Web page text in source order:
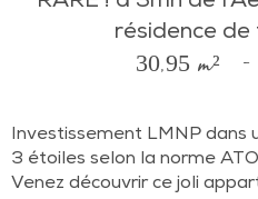
résidence de
30,95 m² -
Investissement LMNP dans
3 étoiles selon la norme
Venez découvrirce joli